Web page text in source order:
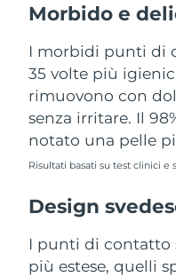
Morbido e
I morbidi punti di
35 volte più
rimuovono con
senza irritare. Il
notato una pelle
Risultati basati su test clinici
Design
I punti di contatto
più estese, quelli
Stati Uniti
Uzbekistan
Vietnam